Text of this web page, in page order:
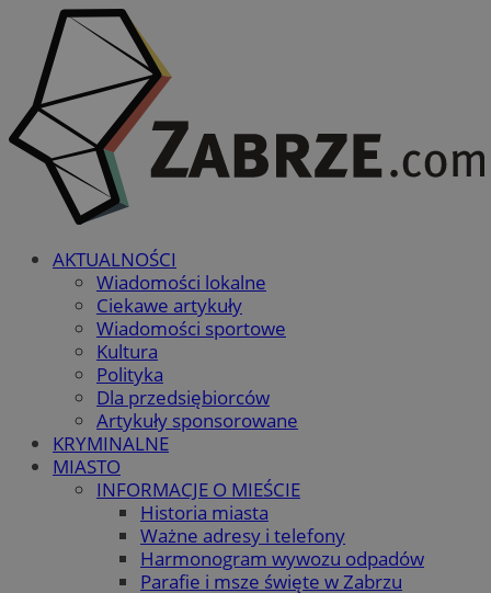
AKTUALNOŚCI
Wiadomości lokalne
Ciekawe artykuły
Wiadomości sportowe
Kultura
Polityka
Dla przedsiębiorców
Artykuły sponsorowane
KRYMINALNE
MIASTO
INFORMACJE O MIEŚCIE
Historia miasta
Ważne adresy i telefony
Harmonogram wywozu odpadów
Parafie i msze święte w Zabrzu